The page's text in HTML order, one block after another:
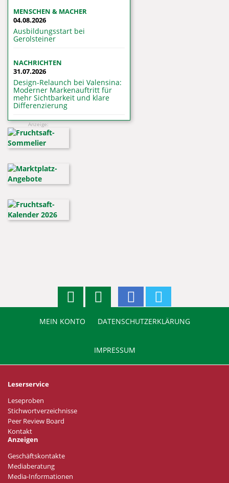
MENSCHEN & MACHER
04.08.2026
Ausbildungsstart bei
Gerolsteiner
NACHRICHTEN
31.07.2026
Design-Relaunch bei Valensina:
Moderner Markenauftritt für
mehr Sichtbarkeit und klare
Differenzierung
Anzeige:
MEIN KONTO DATENSCHUTZERKLÄRUNG
IMPRESSUM
Leserservice
Leseproben
Stichwortverzeichnisse
Peer Review Board
Kontakt
Anzeigen
Geschäftskontakte
Mediaberatung
Media-Informationen